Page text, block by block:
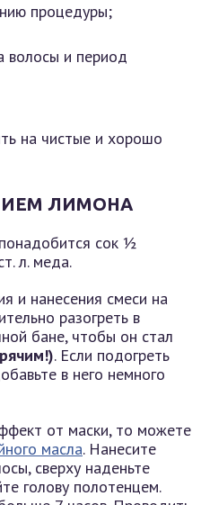
процедуры;
волосы и период
на чистые и хорошо
ЛИМОНА
сок ½
л. меда.
и нанесения смеси на
разогреть в
бане, чтобы он стал
. Если подогреть
в него немного
от маски, то можете
масла. Нанесите
сверху наденьте
голову полотенцем.